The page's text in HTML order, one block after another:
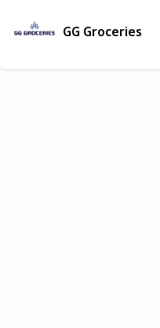
GG Groceries